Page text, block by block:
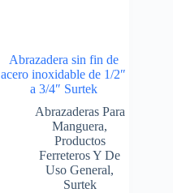
Abrazadera sin fin de
acero inoxidable de 1/2″
a 3/4″ Surtek
Abrazaderas Para
Manguera,
Productos
Ferreteros Y De
Uso General,
Surtek